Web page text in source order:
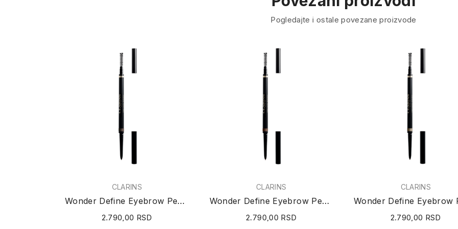
Pogledajte i ostale povezane proizvode
CLARINS
Wonder Define Eyebrow Pencil (N°04 Dark Brown)...
2.790,00 RSD
CLARINS
Wonder Define Eyebrow Pencil (N°03 Warm Brown)...
2.790,00 RSD
CLARINS
2.790,00 RSD